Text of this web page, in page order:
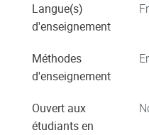
Langue(s)
d'enseignement
Méthodes
d'enseignement
Ouvert aux
étudiants en